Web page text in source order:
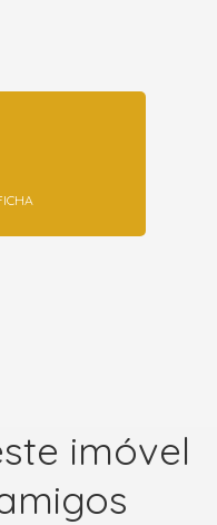
imóvel